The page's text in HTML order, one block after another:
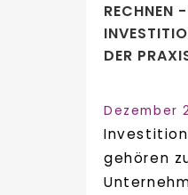
RECHNEN -
DER
Dezember
gehören